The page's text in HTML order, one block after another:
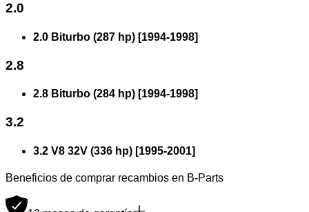
2.0
2.0 Biturbo (287 hp) [1994-1998]
2.8
2.8 Biturbo (284 hp) [1994-1998]
3.2
3.2 V8 32V (336 hp) [1995-2001]
Beneficios de comprar recambios en B-Parts